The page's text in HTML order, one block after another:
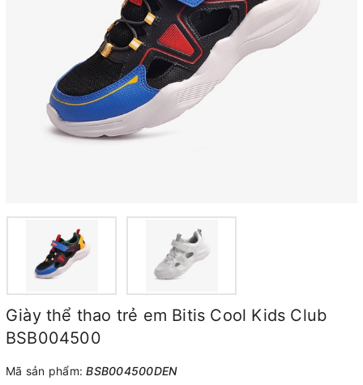
Giày thể thao trẻ em Bitis Cool Kids Club
BSB004500
Mã sản phẩm:BSB004500DEN